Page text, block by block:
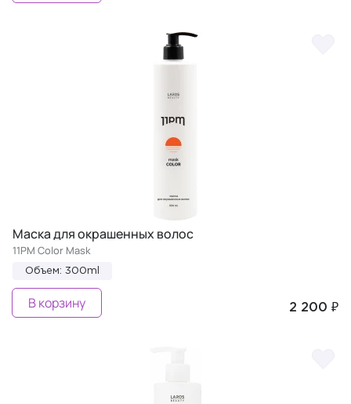
Маска для окрашенных волос
11PM Color Mask
Объем: 300ml
2 200 ₽
В корзину